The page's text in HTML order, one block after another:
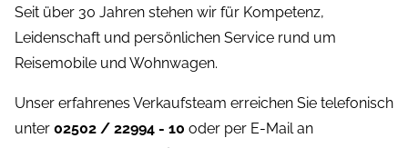
Seit über 30 Jahren stehen wir für Kompetenz,
Leidenschaft und persönlichen Service rund um
Reisemobile und Wohnwagen.
Unser erfahrenes Verkaufsteam erreichen Sie telefonisch
unter 02502 / 22994 - 10 oder per E-Mail an